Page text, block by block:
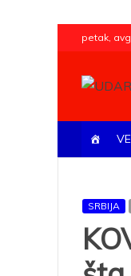
to
content
petak,
SRBIJA